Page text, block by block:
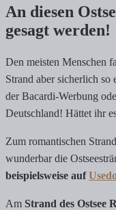
An diesen
gesagt werden!
Den meisten Menschen
Strand aber sicherlich
der Bacardi-Werbung
Deutschland! Hättet ihr
Zum romantischen
wunderbar die
beispielsweise auf
Am Strand des Ostsee